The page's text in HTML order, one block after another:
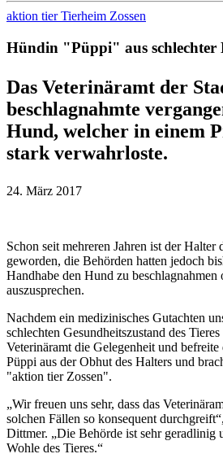
aktion tier Tierheim Zossen
Hündin "Püppi" aus schlechter
Das Veterinäramt der
beschlagnahmte
Hund, welcher in einem
stark verwahrloste.
24. März 2017
Schon seit mehreren Jahren ist der Halter
geworden, die Behörden hatten jedoch
Handhabe den Hund zu
auszusprechen.
Nachdem ein medizinisches Gutachten
schlechten Gesundheitszustand des
Veterinäramt die Gelegenheit und
Püppi aus der Obhut des Halters und
"aktion tier Zossen".
„Wir freuen uns sehr, dass das
solchen Fällen so konsequent
Dittmer. „Die Behörde ist sehr geradlinig
Wohle des Tieres.“